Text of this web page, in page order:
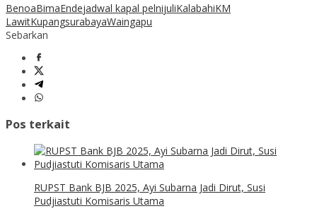
BenoaBimaEndejadwal kapal pelnijuliKalabahiKM
LawitKupangsurabayaWaingapu
Sebarkan
Pos terkait
RUPST Bank BJB 2025, Ayi Subarna Jadi Dirut, Susi
Pudjiastuti Komisaris Utama